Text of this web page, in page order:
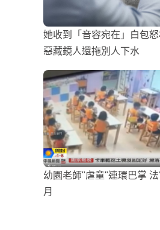
她收到「音容宛在」白包
惡藏鏡人還拖別人下水
幼園老師"虐童"連環巴掌
月